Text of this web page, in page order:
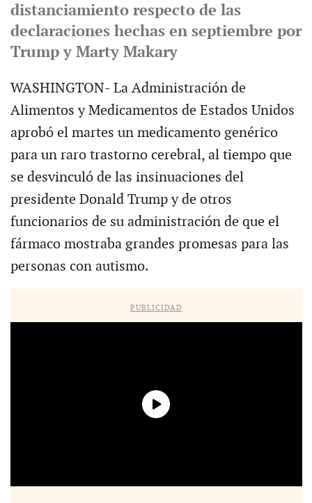
distanciamiento respecto de las
declaraciones hechas en septiembre por
Trump y Marty Makary
WASHINGTON- La Administración de
Alimentos y Medicamentos de Estados Unidos
aprobó el martes un medicamento genérico
para un raro trastorno cerebral, al tiempo que
se desvinculó de las insinuaciones del
presidente Donald Trump y de otros
funcionarios de su administración de que el
fármaco mostraba grandes promesas para las
personas con autismo.
PUBLICIDAD